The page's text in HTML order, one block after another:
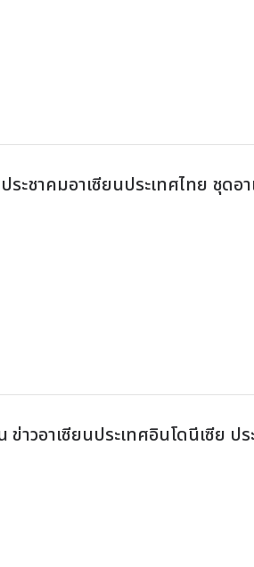
ระชาคมอาเซียนประเทศไทย ชุดอ
ข่าวอาเซียนประเทศอินโดนีเซีย ป